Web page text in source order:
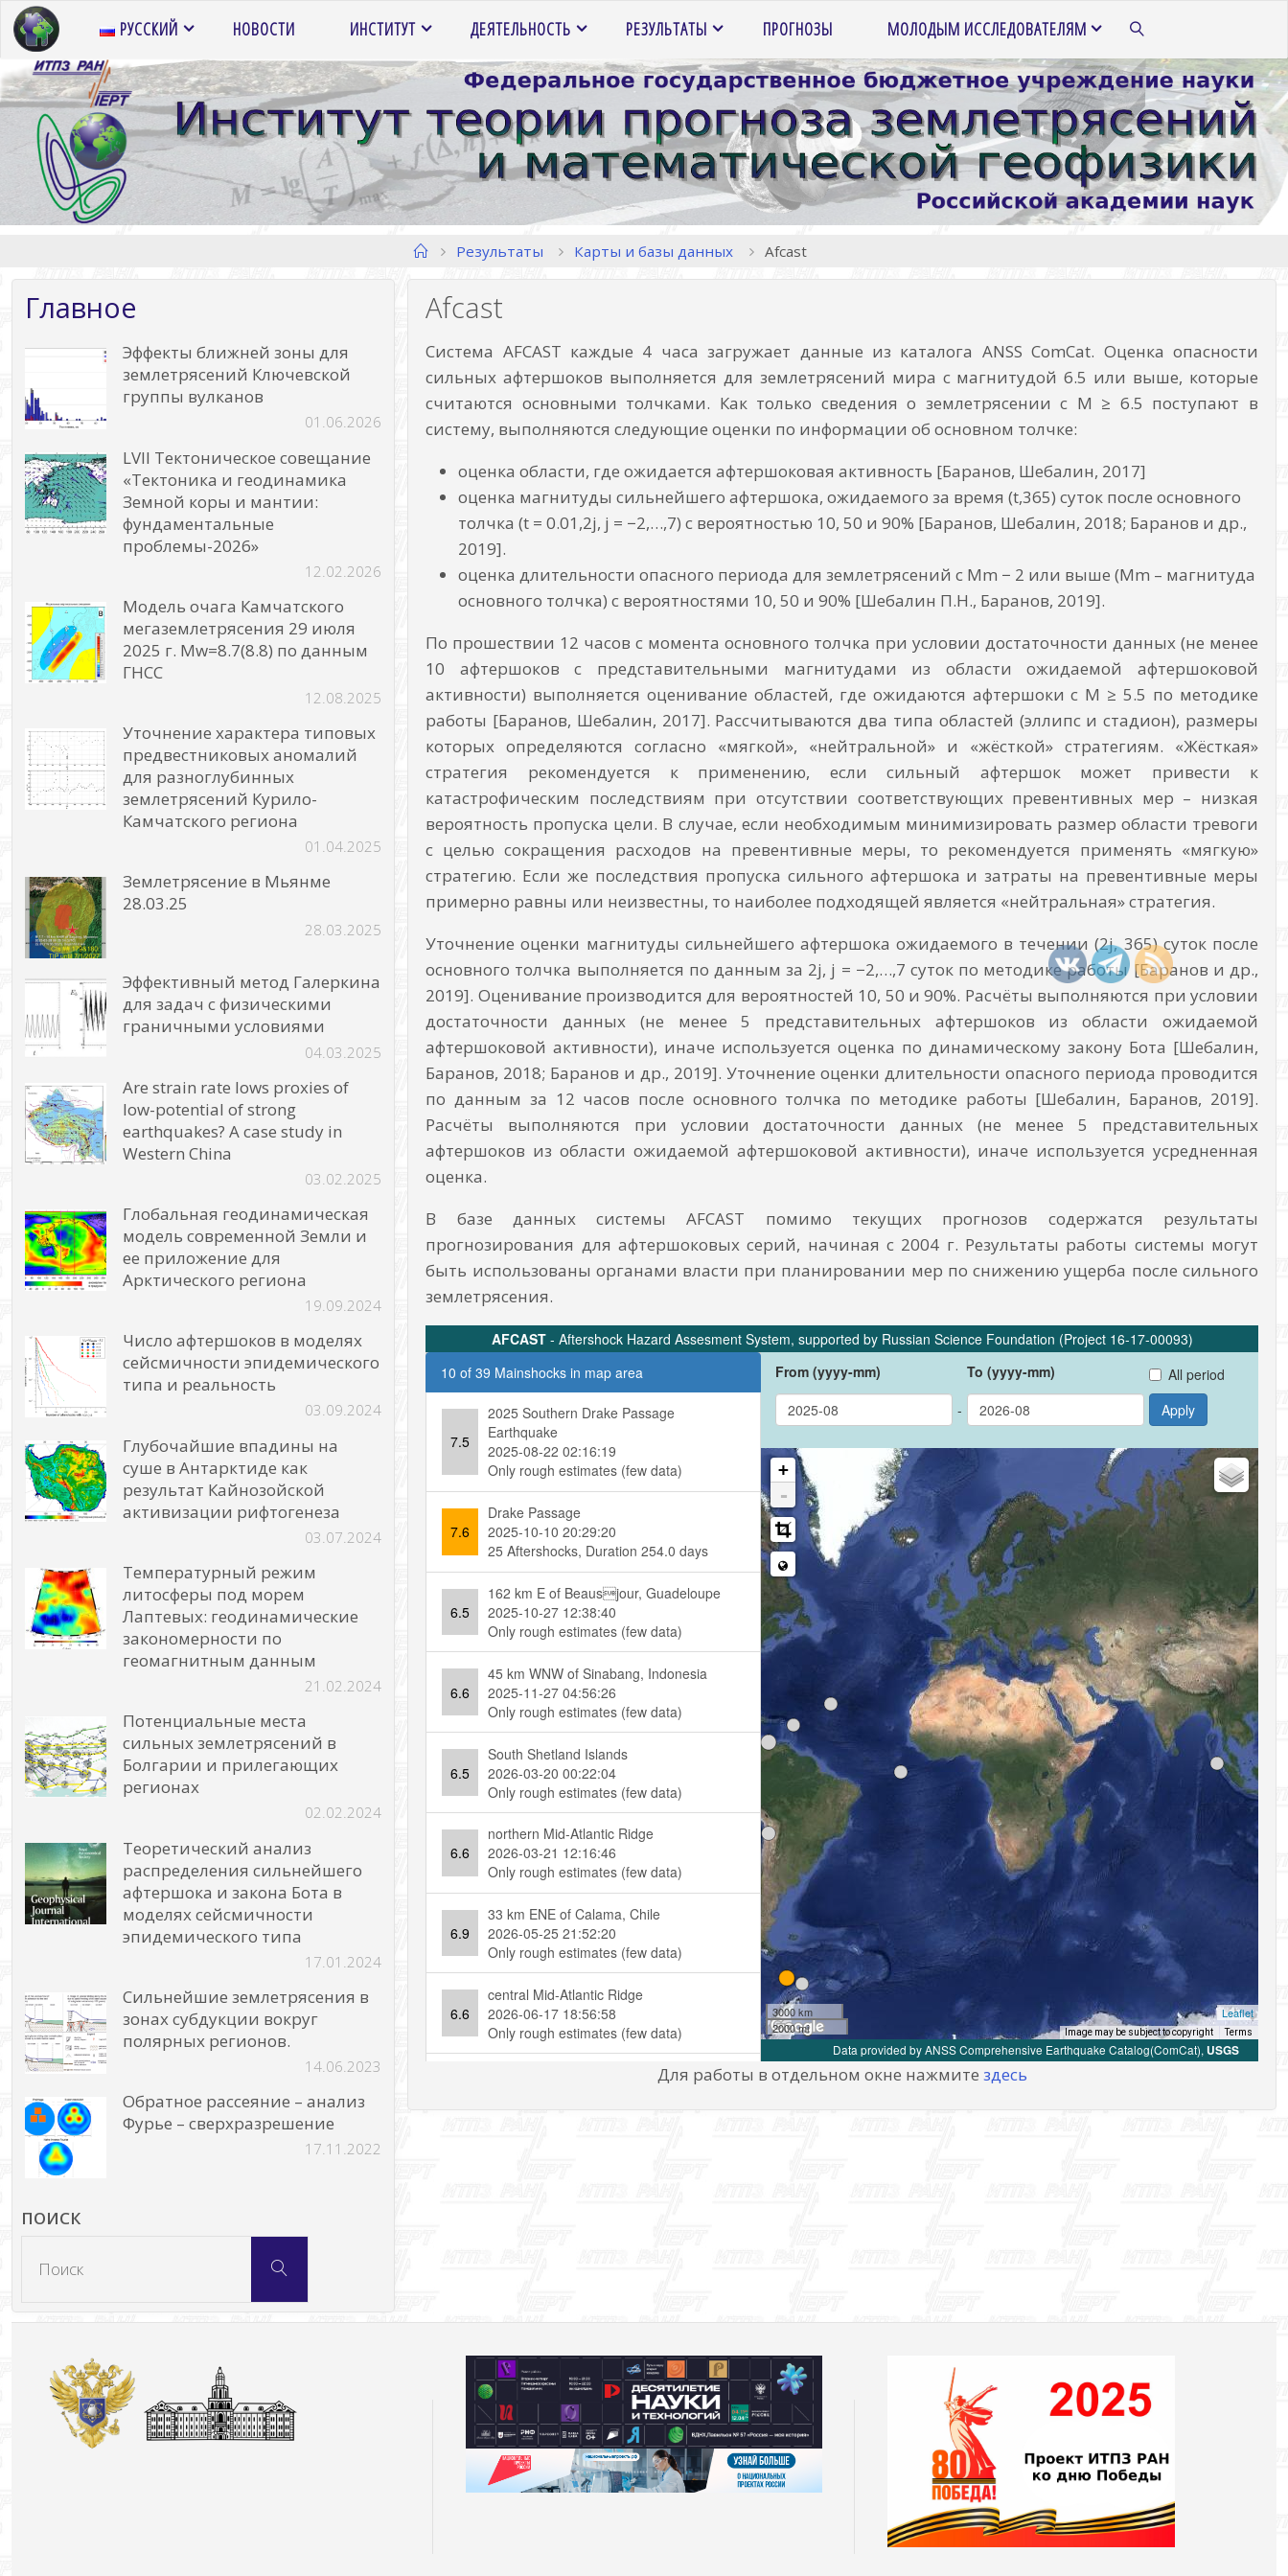
Перейти
содержимому
РУССКИЙ НОВОСТИ ИНСТИТУТ ДЕЯТЕЛЬНОСТЬ РЕЗУЛЬТАТЫ ПРОГНОЗЫ МОЛОДЫМ ИССЛЕДОВАТЕЛЯМ
ПОИСК
ГлавнаяРезультаты Карты и базы данных Afcast
Afcast
Система AFCAST каждые 4 часа загружает данные из каталога ANSS ComCat. Оценка опасности
сильных афтершоков выполняется для землетрясений мира с магнитудой 6.5 или выше, которые
считаются основными толчками. Как только сведения о землетрясении с M ≥ 6.5 поступают в
систему, выполняются следующие оценки по информации об основном толчке:
оценка области, где ожидается афтершоковая активность [Баранов, Шебалин, 2017]
оценка магнитуды сильнейшего афтершока, ожидаемого за время (t,365) суток после основного
толчка (t = 0.01,2j, j = −2,…,7) с вероятностью 10, 50 и 90% [Баранов, Шебалин, 2018; Баранов и др.,
2019].
оценка длительности опасного периода для землетрясений с Mm − 2 или выше (Mm – магнитуда
основного толчка) с вероятностями 10, 50 и 90% [Шебалин П.Н., Баранов, 2019].
По прошествии 12 часов с момента основного толчка при условии достаточности данных (не менее
10 афтершоков с представительными магнитудами из области ожидаемой афтершоковой
активности) выполняется оценивание областей, где ожидаются афтершоки с M ≥ 5.5 по методике
работы [Баранов, Шебалин, 2017]. Рассчитываются два типа областей (эллипс и стадион), размеры
которых определяются согласно «мягкой», «нейтральной» и «жёсткой» стратегиям. «Жёсткая»
стратегия рекомендуется к применению, если сильный афтершок может привести к
катастрофическим последствиям при отсутствии соответствующих превентивных мер – низкая
вероятность пропуска цели. В случае, если необходимым минимизировать размер области тревоги
с целью сокращения расходов на превентивные меры, то рекомендуется применять «мягкую»
стратегию. Если же последствия пропуска сильного афтершока и затраты на превентивные меры
примерно равны или неизвестны, то наиболее подходящей является «нейтральная» стратегия.
Уточнение оценки магнитуды сильнейшего афтершока ожидаемого в течении (2j, 365) суток после
основного толчка выполняется по данным за 2j, j = −2,…,7 суток по методике работы [Баранов и др.,
2019]. Оценивание производится для вероятностей 10, 50 и 90%. Расчёты выполняются при условии
достаточности данных (не менее 5 представительных афтершоков из области ожидаемой
афтершоковой активности), иначе используется оценка по динамическому закону Бота [Шебалин,
Баранов, 2018; Баранов и др., 2019]. Уточнение оценки длительности опасного периода проводится
по данным за 12 часов после основного толчка по методике работы [Шебалин, Баранов, 2019].
Расчёты выполняются при условии достаточности данных (не менее 5 представительных
афтершоков из области ожидаемой афтершоковой активности), иначе используется усредненная
оценка.
В базе данных системы AFCAST помимо текущих прогнозов содержатся результаты
прогнозирования для афтершоковых серий, начиная с 2004 г. Результаты работы системы могут
быть использованы органами власти при планировании мер по снижению ущерба после сильного
землетрясения.
Для работы в отдельном окне нажмите здесь
Главное
Эффекты ближней зоны для
землетрясений Ключевской
группы вулканов
01.06.2026
LVII Тектоническое совещание
«Тектоника и геодинамика
Земной коры и мантии:
фундаментальные
проблемы-2026»
12.02.2026
Модель очага Камчатского
мегаземлетрясения 29 июля
2025 г. Mw=8.7(8.8) по данным
ГНСС
12.08.2025
Уточнение характера типовых
предвестниковых аномалий
для разноглубинных
землетрясений Курило-
Камчатского региона
01.04.2025
Землетрясение в Мьянме
28.03.25
28.03.2025
Эффективный метод Галеркина
для задач с физическими
граничными условиями
04.03.2025
Are strain rate lows proxies of
low-potential of strong
earthquakes? A case study in
Western China
03.02.2025
Глобальная геодинамическая
модель современной Земли и
ее приложение для
Арктического региона
19.09.2024
Число афтершоков в моделях
сейсмичности эпидемического
типа и реальность
03.09.2024
Глубочайшие впадины на
суше в Антарктиде как
результат Кайнозойской
активизации рифтогенеза
03.07.2024
Температурный режим
литосферы под морем
Лаптевых: геодинамические
закономерности по
геомагнитным данным
21.02.2024
Потенциальные места
сильных землетрясений в
Болгарии и прилегающих
регионах
02.02.2024
Теоретический анализ
распределения сильнейшего
афтершока и закона Бота в
моделях сейсмичности
эпидемического типа
17.01.2024
Сильнейшие землетрясения в
зонах субдукции вокруг
полярных регионов.
14.06.2023
Обратное рассеяние – анализ
Фурье – сверхразрешение
17.11.2022
ПОИСК
Поиск